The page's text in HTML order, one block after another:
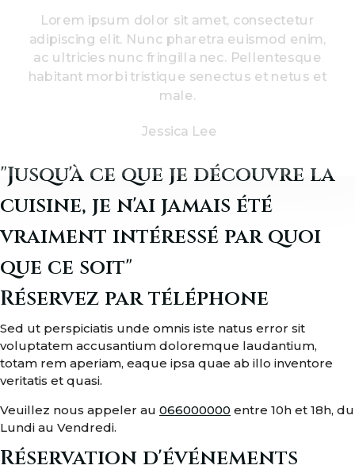
Lorem ipsum dolor sit amet, consectetur
adipiscing elit. Nunc pharetra euismod enim,
ac ultricies nunc fringilla nec. Pellentesque
habitant morbi tristique senectus et netus et
male.
Jessica Lee
"Jusqu'à ce que je découvre la
cuisine, je n'ai jamais été
vraiment intéressé par quoi
que ce soit"
Réservez par téléphone
Sed ut perspiciatis unde omnis iste natus error sit
voluptatem accusantium doloremque laudantium,
totam rem aperiam, eaque ipsa quae ab illo inventore
veritatis et quasi.
Veuillez nous appeler au 066000000 entre 10h et 18h, du
Lundi au Vendredi.
Réservation d'événements